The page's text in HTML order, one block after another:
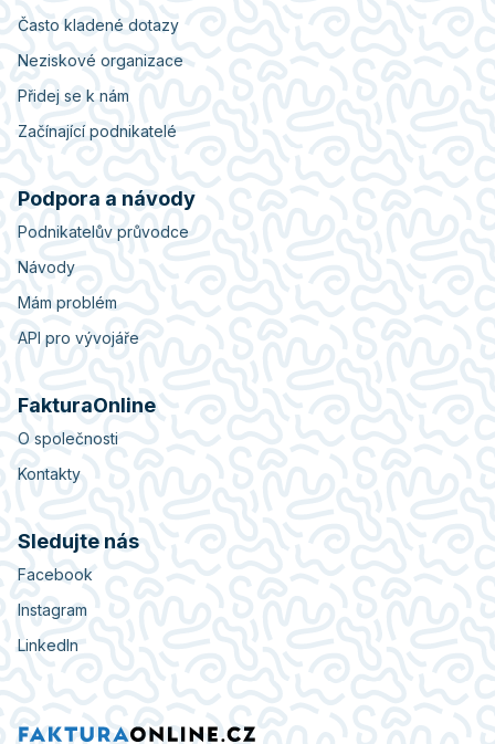
Často kladené dotazy
Neziskové organizace
Přidej se k nám
Začínající podnikatelé
Podpora a návody
Podnikatelův průvodce
Návody
Mám problém
API pro vývojáře
FakturaOnline
O společnosti
Kontakty
Sledujte nás
Facebook
Instagram
LinkedIn